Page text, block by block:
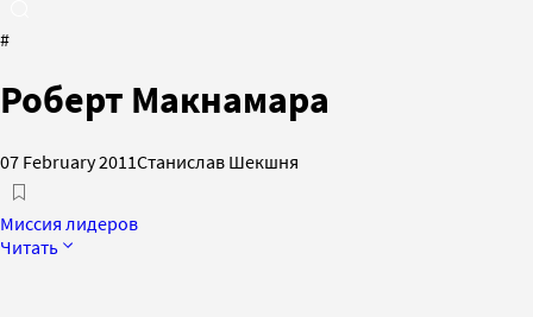
#
Роберт Макнамара
07 February 2011Станислав Шекшня
Миссия лидеров
Читать